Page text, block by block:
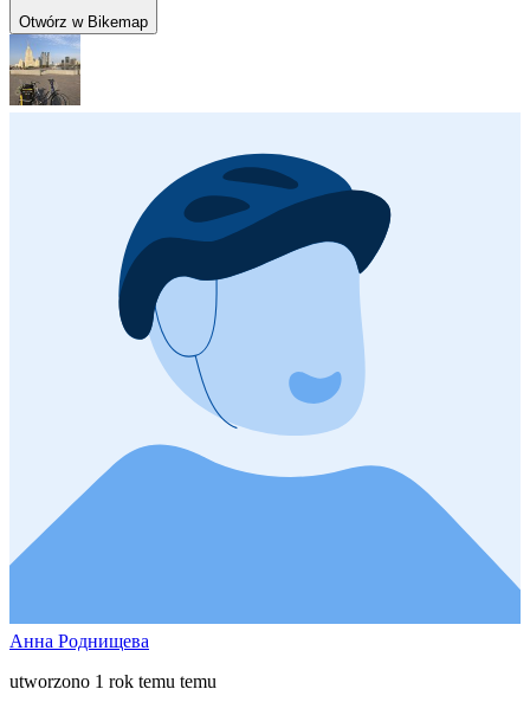
Otwórz w Bikemap
Анна Роднищева
utworzono 1 rok temu temu